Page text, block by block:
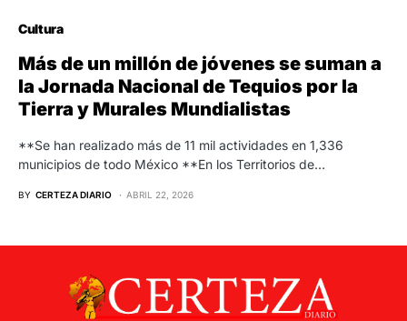
Cultura
Más de un millón de jóvenes se suman a
la Jornada Nacional de Tequios por la
Tierra y Murales Mundialistas
**Se han realizado más de 11 mil actividades en 1,336
municipios de todo México **En los Territorios de…
BY CERTEZA DIARIO ABRIL 22, 2026